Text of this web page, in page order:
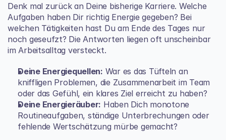
Denk mal zurück an Deine bisherige Karriere. Welche
Aufgaben haben Dir richtig Energie gegeben? Bei
welchen Tätigkeiten hast Du am Ende des Tages nur
noch geseufzt? Die Antworten liegen oft unscheinbar
im Arbeitsalltag versteckt.
Deine Energiequellen: War es das Tüfteln an
kniffligen Problemen, die Zusammenarbeit im Team
oder das Gefühl, ein klares Ziel erreicht zu haben?
Deine Energieräuber: Haben Dich monotone
Routineaufgaben, ständige Unterbrechungen oder
fehlende Wertschätzung mürbe gemacht?